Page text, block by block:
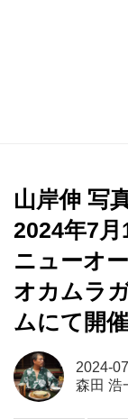
山岸伸 写
2024年7月
ニューオ
オカムラ
ムにて開催
2024-
森田